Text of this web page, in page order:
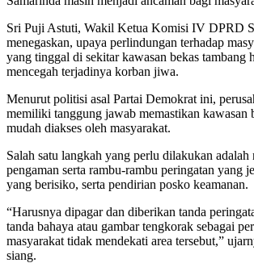
Sri Puji Astuti, Wakil Ketua Komisi IV DPRD
menegaskan, upaya perlindungan terhadap
yang tinggal di sekitar kawasan bekas tambang
mencegah terjadinya korban jiwa.
Menurut politisi asal Partai Demokrat ini,
memiliki tanggung jawab memastikan kawasan
mudah diakses oleh masyarakat.
Salah satu langkah yang perlu dilakukan adalah
pengaman serta rambu-rambu peringatan yang
yang berisiko, serta pendirian posko keamanan.
“Harusnya dipagar dan diberikan tanda
tanda bahaya atau gambar tengkorak sebagai
masyarakat tidak mendekati area tersebut,”
siang.